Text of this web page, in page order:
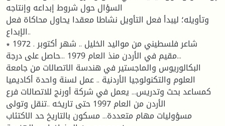
السؤال حول شروط إبداعه وإنتاجه
وتأويله؛ ليبدأ فعل التأويل نشاطا معقدا يحاول محاكاة فعل
الإبداع..
∗ شاعر فلسطيني من مواليد الخليل .. شهر أكتوبر . 1972
...مقيم في الأردن منذ العام 1979 ...حاصل على درجة
البكالوريوس والماجستير في هندسة الاتصالات من جامعة
العلوم والتكنولوجيا الأردنية .. عمل لسنة واحدة أكاديميا
كمساعد بحث وتدريس... يعمل في شركة أورنج للاتصالات فرع
الأردن من العام 1997 حتى تاريخه ..تنقل وتولى
مسؤوليات مهام متعددة... مسكون بالتاريخ حد الاكتئاب